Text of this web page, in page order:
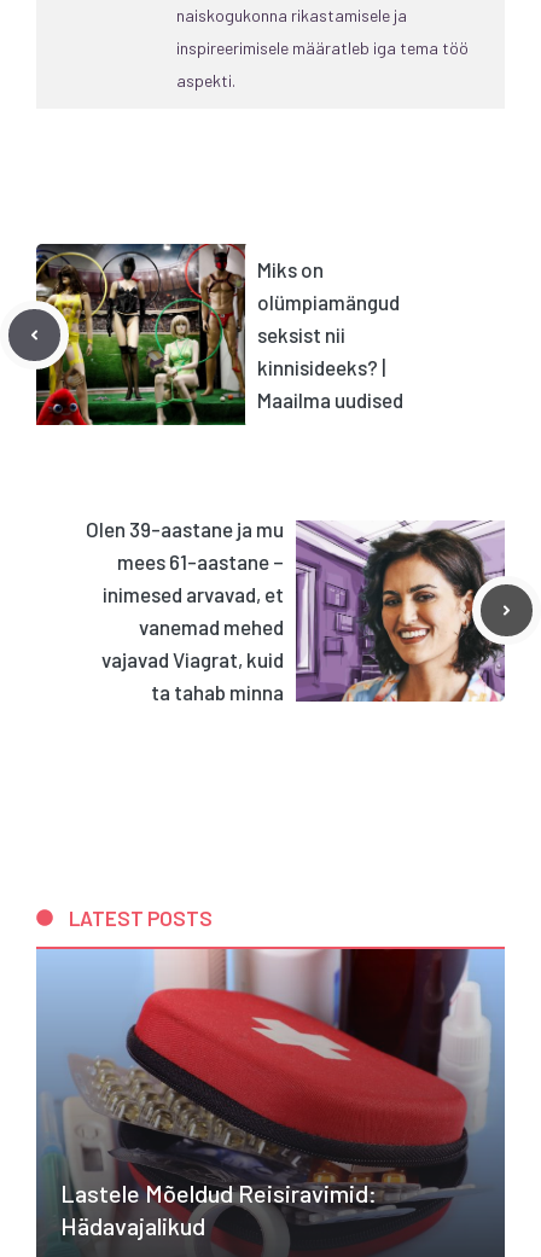
naiskogukonna rikastamisele ja
inspireerimisele määratleb iga tema töö
aspekti.
Miks on
olümpiamängud
seksist nii
kinnisideeks? |
Maailma uudised
Olen 39-aastane ja mu
mees 61-aastane –
inimesed arvavad, et
vanemad mehed
vajavad Viagrat, kuid
ta tahab minna
LATEST POSTS
Lastele Mõeldud Reisiravimid:
Hädavajalikud